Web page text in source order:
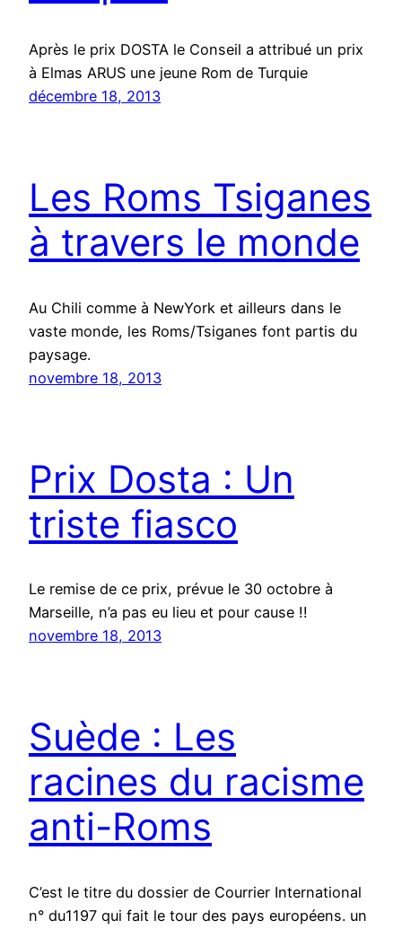
Après le prix DOSTA le Conseil a attribué un prix
à Elmas ARUS une jeune Rom de Turquie
décembre 18, 2013
Les Roms Tsiganes
à travers le monde
Au Chili comme à NewYork et ailleurs dans le
vaste monde, les Roms/Tsiganes font partis du
paysage.
novembre 18, 2013
Prix Dosta : Un
triste fiasco
Le remise de ce prix, prévue le 30 octobre à
Marseille, n’a pas eu lieu et pour cause !!
novembre 18, 2013
Suède : Les
racines du racisme
anti-Roms
C’est le titre du dossier de Courrier International
n° du1197 qui fait le tour des pays européens. un